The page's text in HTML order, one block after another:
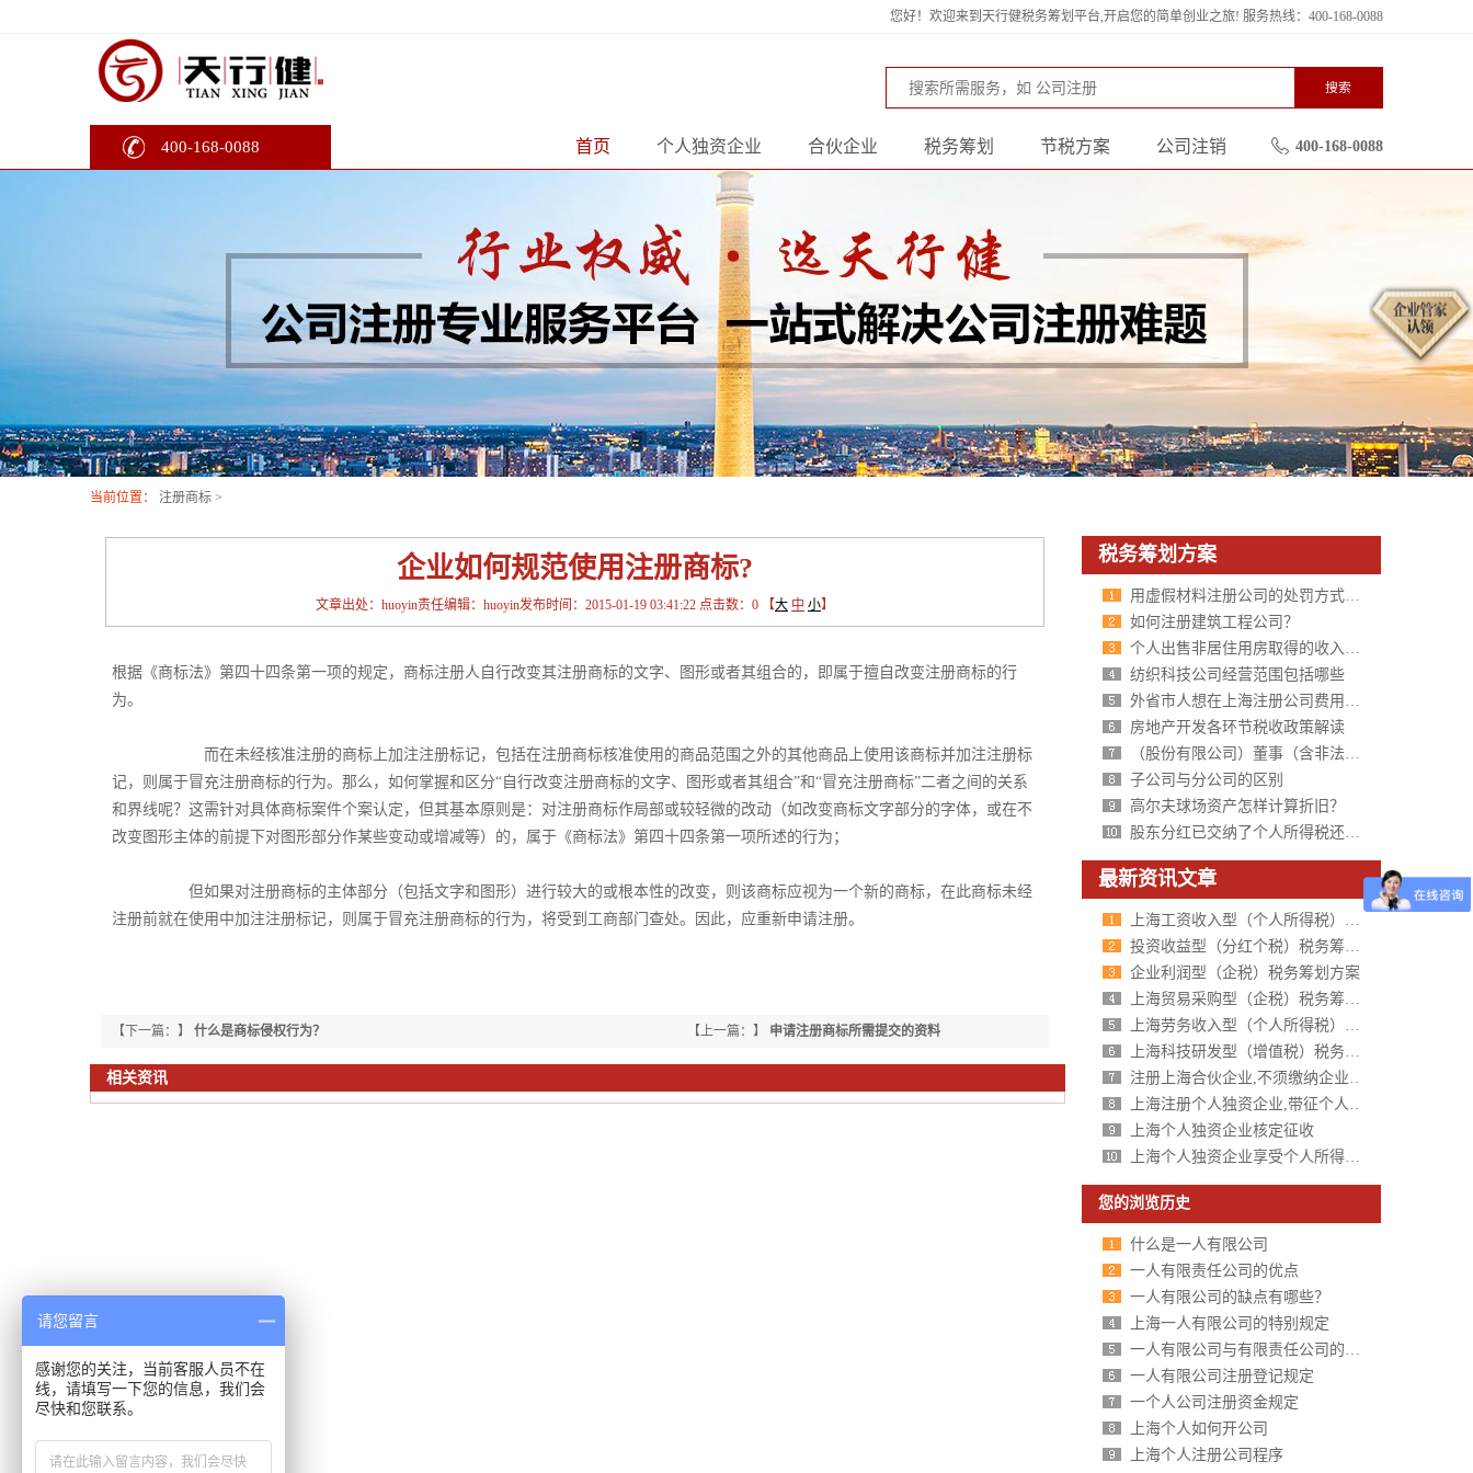
您好！欢迎来到天行健税务筹划平台,开启您的简单创业之旅! 服务热线：400-168-0088
搜索
400-168-0088 400-168-0088
公司注销
节税方案
税务筹划
合伙企业
个人独资企业
首页
当前位置： 注册商标 >
企业如何规范使用注册商标?
文章出处：huoyin责任编辑：huoyin发布时间：2015-01-19 03:41:22 点击数： 0 【大 中 小】
根据《商标法》第四十四条第一项的规定，商标注册人自行改变其注册商标的文字、图形或者其组合的，即属于擅自改变注册商标的行
为。
而在未经核准注册的商标上加注注册标记，包括在注册商标核准使用的商品范围之外的其他商品上使用该商标并加注注册标
记，则属于冒充注册商标的行为。那么，如何掌握和区分“自行改变注册商标的文字、图形或者其组合”和“冒充注册商标”二者之间的关系
和界线呢？这需针对具体商标案件个案认定，但其基本原则是：对注册商标作局部或较轻微的改动（如改变商标文字部分的字体，或在不
改变图形主体的前提下对图形部分作某些变动或增减等）的，属于《商标法》第四十四条第一项所述的行为；
但如果对注册商标的主体部分（包括文字和图形）进行较大的或根本性的改变，则该商标应视为一个新的商标，在此商标未经
注册前就在使用中加注注册标记，则属于冒充注册商标的行为，将受到工商部门查处。因此，应重新申请注册。
【上一篇：】 申请注册商标所需提交的资料
【下一篇：】 什么是商标侵权行为？
相关资讯
税务筹划方案
用虚假材料注册公司的处罚方式及严重后果
如何注册建筑工程公司？
个人出售非居住用房取得的收入要缴纳哪些税？税率是多少？
纺织科技公司经营范围包括哪些
外省市人想在上海注册公司费用大概是多少？
房地产开发各环节税收政策解读
（股份有限公司）董事（含非法定代表人的董事长或执行董事）股东
子公司与分公司的区别
高尔夫球场资产怎样计算折旧？
股东分红已交纳了个人所得税还需要再申报个人所得税吗？
最新资讯文章
上海工资收入型（个人所得税）税务筹划方案
投资收益型（分红个税）税务筹划方案
企业利润型（企税）税务筹划方案
上海贸易采购型（企税）税务筹划方案
上海劳务收入型（个人所得税）税务筹划方案
上海科技研发型（增值税）税务筹划方案
注册上海合伙企业,不须缴纳企业所得税,个人所得税核定征收
上海注册个人独资企业,带征个人所得税,财政税收返还扶持40%-50%
上海个人独资企业核定征收
上海个人独资企业享受个人所得税核定征收
您的浏览历史
什么是一人有限公司
一人有限责任公司的优点
一人有限公司的缺点有哪些？
上海一人有限公司的特别规定
一人有限公司与有限责任公司的区别分析
一人有限公司注册登记规定
一个人公司注册资金规定
上海个人如何开公司
上海个人注册公司程序
请您留言
感谢您的关注，当前客服人员不在
线，请填写一下您的信息，我们会
尽快和您联系。